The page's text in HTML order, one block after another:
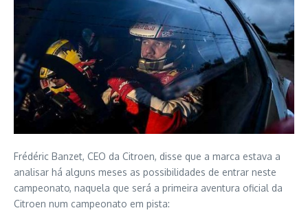
Frédéric Banzet, CEO da Citroen, disse que a marca estava a
analisar há alguns meses as possibilidades de entrar neste
campeonato, naquela que será a primeira aventura oficial da
Citroen num campeonato em pista: